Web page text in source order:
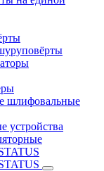
шлифовальные
устройства